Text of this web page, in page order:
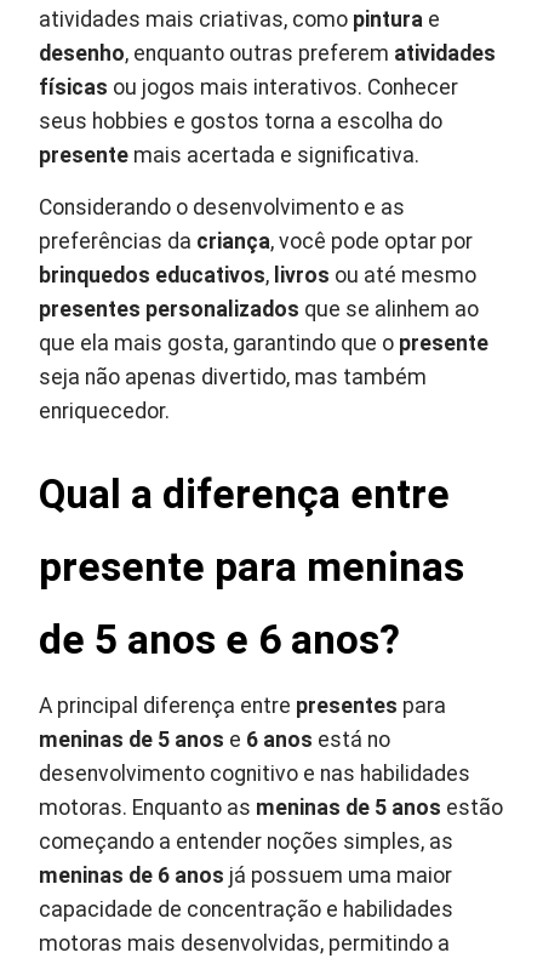
atividades mais criativas, como pintura e
desenho, enquanto outras preferem atividades
físicas ou jogos mais interativos. Conhecer
seus hobbies e gostos torna a escolha do
presente mais acertada e significativa.
Considerando o desenvolvimento e as
preferências da criança, você pode optar por
brinquedos educativos, livros ou até mesmo
presentes personalizados que se alinhem ao
que ela mais gosta, garantindo que o presente
seja não apenas divertido, mas também
enriquecedor.
Qual a diferença entre
presente para meninas
de 5 anos e 6 anos?
A principal diferença entre presentes para
meninas de 5 anos e 6 anos está no
desenvolvimento cognitivo e nas habilidades
motoras. Enquanto as meninas de 5 anos estão
começando a entender noções simples, as
meninas de 6 anos já possuem uma maior
capacidade de concentração e habilidades
motoras mais desenvolvidas, permitindo a